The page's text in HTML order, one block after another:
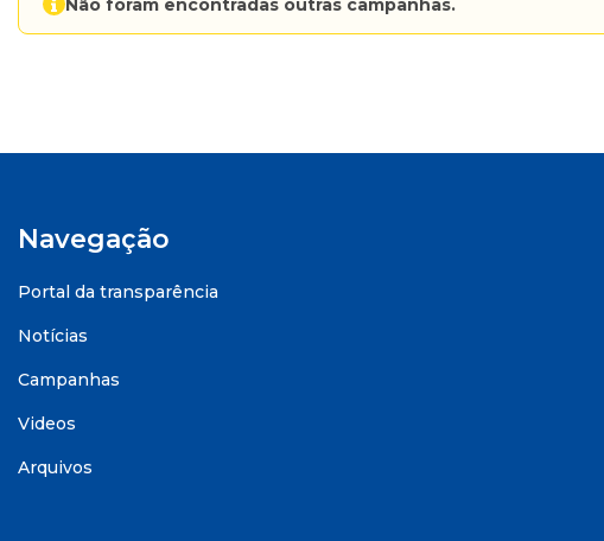
Navegação
Portal da transparência
Notícias
Campanhas
Videos
Arquivos